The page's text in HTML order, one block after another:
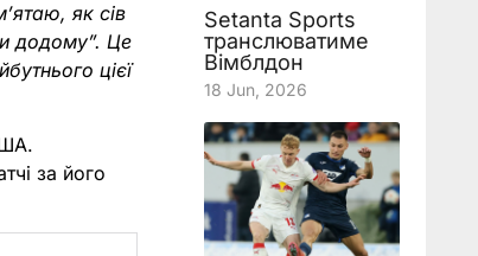
як сів
додому”. Це
цієї
за його
Setanta Sports
транслюватиме
Вімблдон
18 Jun, 2026